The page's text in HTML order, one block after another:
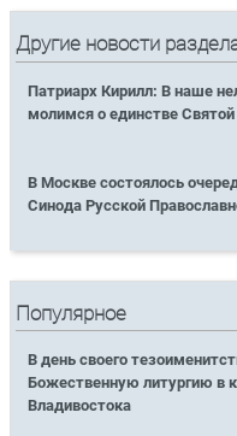
Другие новости
Патриарх Кирилл: В наше
молимся о единстве
В Москве состоялось
Синода Русской
Популярное
В день своего
Божественную литургию в
Владивостока